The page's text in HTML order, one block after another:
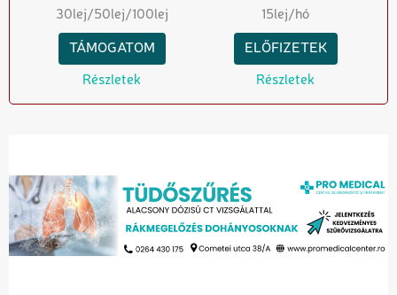
30lej/50lej/100lej
TÁMOGATOM
Részletek
15lej/hó
ELŐFIZETEK
Részletek